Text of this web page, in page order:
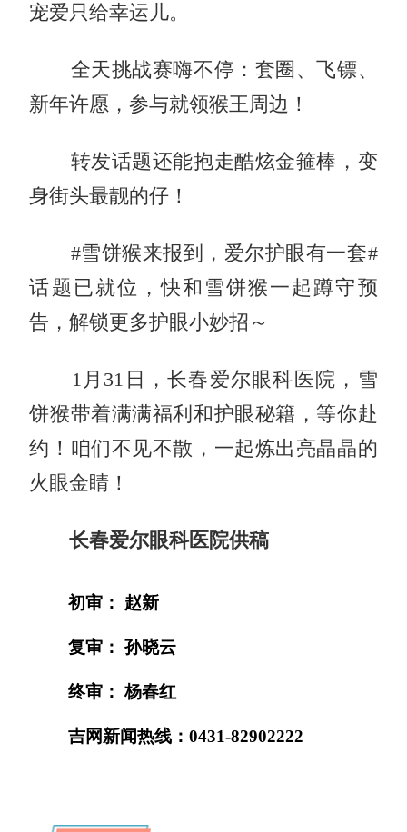
宠爱只给幸运儿。
全天挑战赛嗨不停：套圈、飞镖、
新年许愿，参与就领猴王周边！
转发话题还能抱走酷炫金箍棒，变
身街头最靓的仔！
#雪饼猴来报到，爱尔护眼有一套#
话题已就位，快和雪饼猴一起蹲守预
告，解锁更多护眼小妙招～
1月31日，长春爱尔眼科医院，雪
饼猴带着满满福利和护眼秘籍，等你赴
约！咱们不见不散，一起炼出亮晶晶的
火眼金睛！
长春爱尔眼科医院供稿
初审： 赵新
复审： 孙晓云
终审： 杨春红
吉网新闻热线：0431-82902222